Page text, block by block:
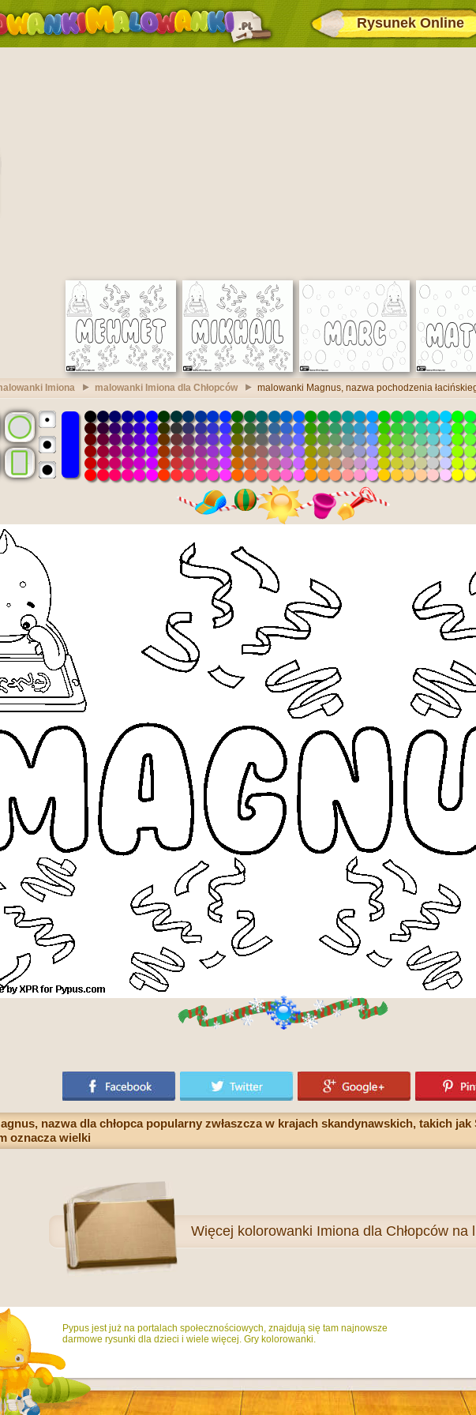
Rysunek Online
Imiona malowanki Imiona dla Chłopców malowanki Magnus, nazwa pochodzenia
nazwa dla chłopca popularny zwłaszcza w krajach skandynawskich, takich
oznacza wielki
Więcej kolorowanki Imiona dla Chłopców na
Pypus jest już na portalach społecznościowych, znajdują się tam najnowsze
darmowe rysunki dla dzieci i wiele więcej. Gry kolorowanki.